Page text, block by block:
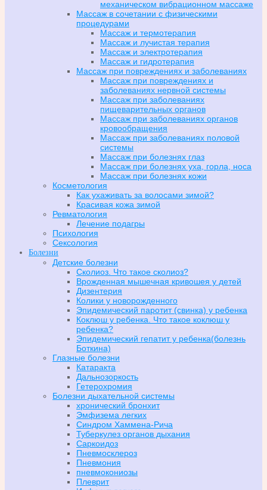
механическом вибрационном массаже
Массаж в сочетании с физическими
процедурами
Массаж и термотерапия
Массаж и лучистая терапия
Массаж и электротерапия
Массаж и гидротерапия
Массаж при повреждениях и заболеваниях
Массаж при повреждениях и
заболеваниях нервной системы
Массаж при заболеваниях
пищеварительных органов
Массаж при заболеваниях органов
кровообращения
Массаж при заболеваниях половой
системы
Массаж при болезнях глаз
Массаж при болезнях уха, горла, носа
Массаж при болезнях кожи
Косметология
Как ухаживать за волосами зимой?
Красивая кожа зимой
Ревматология
Лечение подагры
Психология
Сексология
Болезни
Детские болезни
Сколиоз. Что такое сколиоз?
Врожденная мышечная кривошея у детей
Дизентерия
Колики у новорожденного
Эпидемический паротит (свинка) у ребенка
Коклюш у ребенка. Что такое коклюш у
ребенка?
Эпидемический гепатит у ребенка(болезнь
Боткина)
Глазные болезни
Катаракта
Дальнозоркость
Гетерохромия
Болезни дыхательной системы
хронический бронхит
Эмфизема легких
Синдром Хаммена-Рича
Туберкулез органов дыхания
Саркоидоз
Пневмосклероз
Пневмония
пневмокониозы
Плеврит